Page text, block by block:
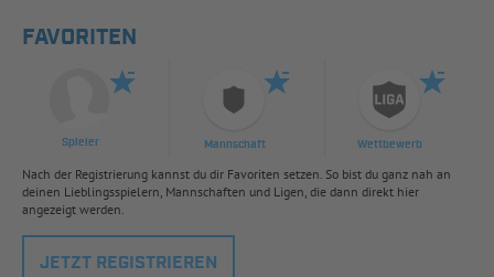
FAVORITEN
Spieler Mannschaft Wettbewerb
Nach der Registrierung kannst du dir Favoriten setzen. So bist du ganz nah an
deinen Lieblingsspielern, Mannschaften und Ligen, die dann direkt hier
angezeigt werden.
JETZT REGISTRIEREN